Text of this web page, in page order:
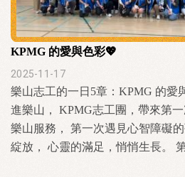
KPMG 的愛與色彩💖
2025-11-17
樂山志工的一日5章：KPMG 的愛
進樂山， KPMG志工團，帶來第
樂山服務， 第一次遇見心智障礙
綻放， 心靈的滿足，悄悄生長。